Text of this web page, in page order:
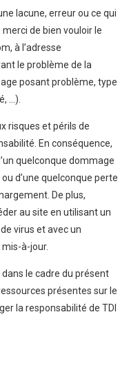
lacune, erreur ou ce qui
de bien vouloir le
à l’adresse
le problème de la
posant problème, type
…).
risques et périls de
En conséquence,
quelconque dommage
d’une quelconque perte
De plus,
au site en utilisant un
virus et avec un
à-jour.
le cadre du présent
présentes sur le
la responsabilité de TDI